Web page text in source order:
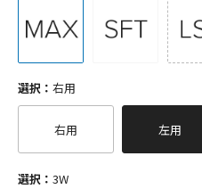
選択： 右用
右用 左用
選択： 3W